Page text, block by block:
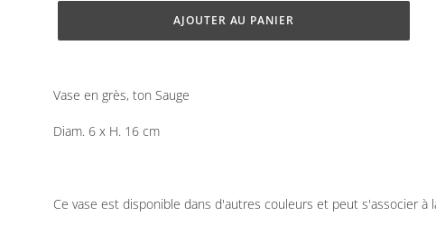
AJOUTER AU PANIER
produit
à
Vase en grès, ton Sauge
Diam. 6 x H. 16 cm
Ce vase est disponible dans d'autres couleurs et peut s'associer à